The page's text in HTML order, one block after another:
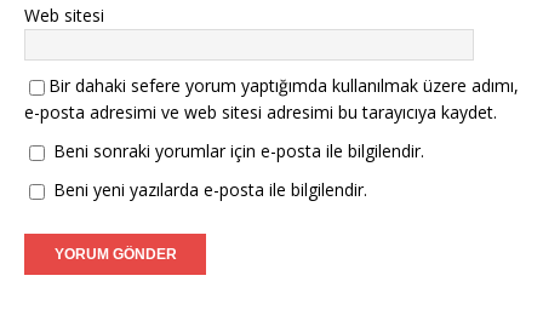
Web sitesi
Bir dahaki sefere yorum yaptığımda kullanılmak üzere adımı,
e-posta adresimi ve web sitesi adresimi bu tarayıcıya kaydet.
Beni sonraki yorumlar için e-posta ile bilgilendir.
Beni yeni yazılarda e-posta ile bilgilendir.